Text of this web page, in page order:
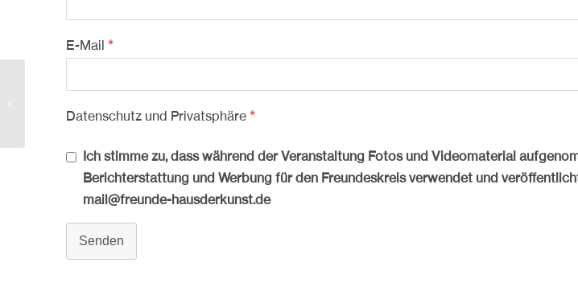
E-Mail *
Datenschutz und Privatsphäre *
Ich stimme zu, dass während der Veranstaltung Fotos und Videomaterial
Berichterstattung und Werbung für den Freundeskreis verwendet und
mail@freunde-hausderkunst.de
Senden